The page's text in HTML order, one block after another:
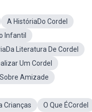
A HistóriaDo Cordel
Infantil
Literatura De Cordel
Um Cordel
Amizade
Crianças
O Que ÉCordel